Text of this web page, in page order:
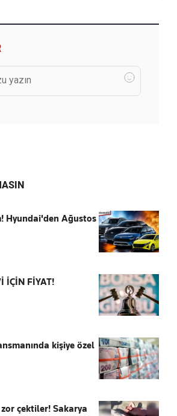
Hyundai'den Ağustos
İÇİN FİYAT!
kişiye özel
zor çektiler! Sakarya